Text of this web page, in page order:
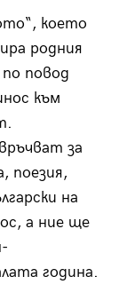
което
родния
повод
към
за
поезия,
на
а ние ще
година.